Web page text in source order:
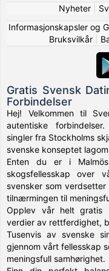
Nyheter|
Informasjonskapsler og
Bruksvilkår
Gratis Svensk
Forbindelser
Hej! Velkommen til
autentiske
singler fra Stockholms
svenske konseptet
Enten du er i
skogsfellesskap over
svensker som
tilnærmingen til
Opplev vår helt gratis
verdier av rettferdighet,
Tusenvis av svenske
gjennom vårt fellesskap
meningsfull samhørighet.